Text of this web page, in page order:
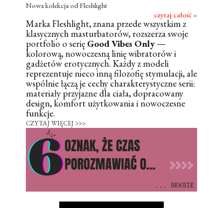
Nowa kolekcja od Fleshlight
czytaj całość »
Marka Fleshlight, znana przede wszystkim z
klasycznych masturbatorów, rozszerza swoje
portfolio o serię Good Vibes Only —
kolorową, nowoczesną linię wibratorów i
gadżetów erotycznych. Każdy z modeli
reprezentuje nieco inną filozofię stymulacji, ale
wspólnie łączą je cechy charakterystyczne serii:
materiały przyjazne dla ciała, dopracowany
design, komfort użytkowania i nowoczesne
funkcje.
CZYTAJ WIĘCEJ >>>